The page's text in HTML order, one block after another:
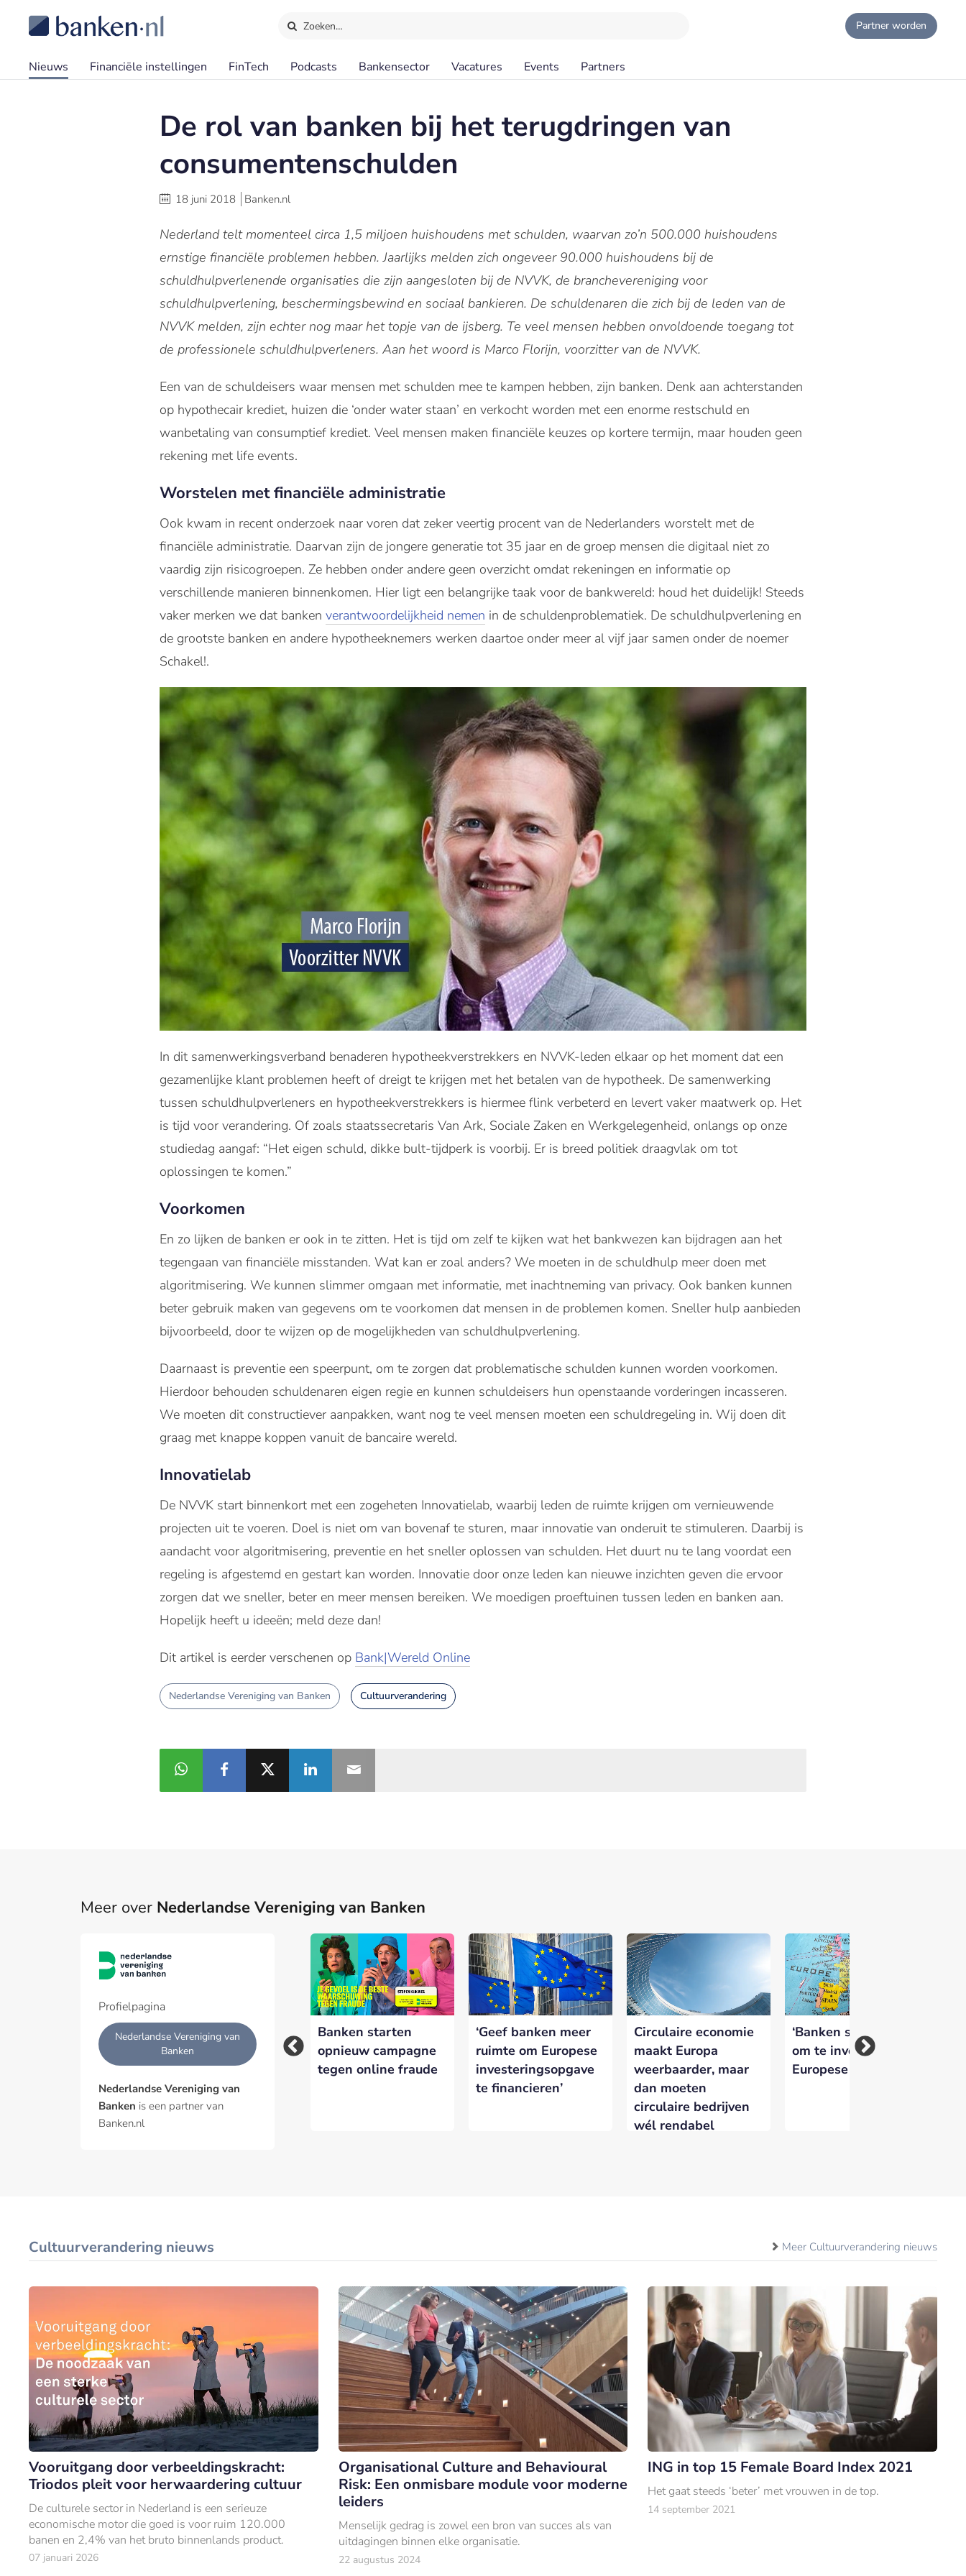
Zoeken… Partner worden
Nieuws Financiële instellingen FinTech Podcasts Bankensector Vacatures Events Partners
De rol van banken bij het terugdringen van
consumentenschulden
18 juni 2018 Banken.nl
Nederland telt momenteel circa 1,5 miljoen huishoudens met schulden, waarvan zo’n 500.000 huishoudens
ernstige financiële problemen hebben. Jaarlijks melden zich ongeveer 90.000 huishoudens bij de
schuldhulpverlenende organisaties die zijn aangesloten bij de NVVK, de branchevereniging voor
schuldhulpverlening, beschermingsbewind en sociaal bankieren. De schuldenaren die zich bij de leden van de
NVVK melden, zijn echter nog maar het topje van de ijsberg. Te veel mensen hebben onvoldoende toegang tot
de professionele schuldhulpverleners. Aan het woord is Marco Florijn, voorzitter van de NVVK.
Een van de schuldeisers waar mensen met schulden mee te kampen hebben, zijn banken. Denk aan achterstanden
op hypothecair krediet, huizen die ‘onder water staan’ en verkocht worden met een enorme restschuld en
wanbetaling van consumptief krediet. Veel mensen maken financiële keuzes op kortere termijn, maar houden geen
rekening met life events.
Worstelen met financiële administratie
Ook kwam in recent onderzoek naar voren dat zeker veertig procent van de Nederlanders worstelt met de
financiële administratie. Daarvan zijn de jongere generatie tot 35 jaar en de groep mensen die digitaal niet zo
vaardig zijn risicogroepen. Ze hebben onder andere geen overzicht omdat rekeningen en informatie op
verschillende manieren binnenkomen. Hier ligt een belangrijke taak voor de bankwereld: houd het duidelijk! Steeds
vaker merken we dat banken verantwoordelijkheid nemen in de schuldenproblematiek. De schuldhulpverlening en
de grootste banken en andere hypotheeknemers werken daartoe onder meer al vijf jaar samen onder de noemer
Schakel!.
In dit samenwerkingsverband benaderen hypotheekverstrekkers en NVVK-leden elkaar op het moment dat een
gezamenlijke klant problemen heeft of dreigt te krijgen met het betalen van de hypotheek. De samenwerking
tussen schuldhulpverleners en hypotheekverstrekkers is hiermee flink verbeterd en levert vaker maatwerk op. Het
is tijd voor verandering. Of zoals staatssecretaris Van Ark, Sociale Zaken en Werkgelegenheid, onlangs op onze
studiedag aangaf: “Het eigen schuld, dikke bult-tijdperk is voorbij. Er is breed politiek draagvlak om tot
oplossingen te komen.”
Voorkomen
En zo lijken de banken er ook in te zitten. Het is tijd om zelf te kijken wat het bankwezen kan bijdragen aan het
tegengaan van financiële misstanden. Wat kan er zoal anders? We moeten in de schuldhulp meer doen met
algoritmisering. We kunnen slimmer omgaan met informatie, met inachtneming van privacy. Ook banken kunnen
beter gebruik maken van gegevens om te voorkomen dat mensen in de problemen komen. Sneller hulp aanbieden
bijvoorbeeld, door te wijzen op de mogelijkheden van schuldhulpverlening.
Daarnaast is preventie een speerpunt, om te zorgen dat problematische schulden kunnen worden voorkomen.
Hierdoor behouden schuldenaren eigen regie en kunnen schuldeisers hun openstaande vorderingen incasseren.
We moeten dit constructiever aanpakken, want nog te veel mensen moeten een schuldregeling in. Wij doen dit
graag met knappe koppen vanuit de bancaire wereld.
Innovatielab
De NVVK start binnenkort met een zogeheten Innovatielab, waarbij leden de ruimte krijgen om vernieuwende
projecten uit te voeren. Doel is niet om van bovenaf te sturen, maar innovatie van onderuit te stimuleren. Daarbij is
aandacht voor algoritmisering, preventie en het sneller oplossen van schulden. Het duurt nu te lang voordat een
regeling is afgestemd en gestart kan worden. Innovatie door onze leden kan nieuwe inzichten geven die ervoor
zorgen dat we sneller, beter en meer mensen bereiken. We moedigen proeftuinen tussen leden en banken aan.
Hopelijk heeft u ideeën; meld deze dan!
Dit artikel is eerder verschenen op Bank|Wereld Online
Nederlandse Vereniging van Banken Cultuurverandering
Meer over Nederlandse Vereniging van Banken
Profielpagina
Nederlandse Vereniging van
Banken
Nederlandse Vereniging van
Banken is een partner van
Banken.nl
sociale media op:
faciliteren van online
NVB roept overheid
op mee te doen aan
Banken starten
opnieuw campagne
tegen online fraude
‘Geef banken meer
ruimte om Europese
investeringsopgave
te financieren’
Circulaire economie
maakt Europa
weerbaarder, maar
dan moeten
circulaire bedrijven
wél rendabel
‘Banken staan klaar
om te investeren in
Europese economie’
Cultuurverandering nieuws Meer Cultuurverandering nieuws
Vooruitgang door verbeeldingskracht:
Triodos pleit voor herwaardering cultuur
De culturele sector in Nederland is een serieuze
economische motor die goed is voor ruim 120.000
banen en 2,4% van het bruto binnenlands product.
07 januari 2026
Organisational Culture and Behavioural
Risk: Een onmisbare module voor moderne
leiders
Menselijk gedrag is zowel een bron van succes als van
uitdagingen binnen elke organisatie.
22 augustus 2024
ING in top 15 Female Board Index 2021
Het gaat steeds ‘beter’ met vrouwen in de top.
14 september 2021